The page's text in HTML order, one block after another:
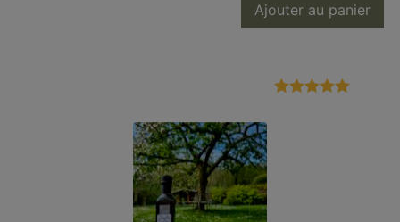
Ajouter au panier